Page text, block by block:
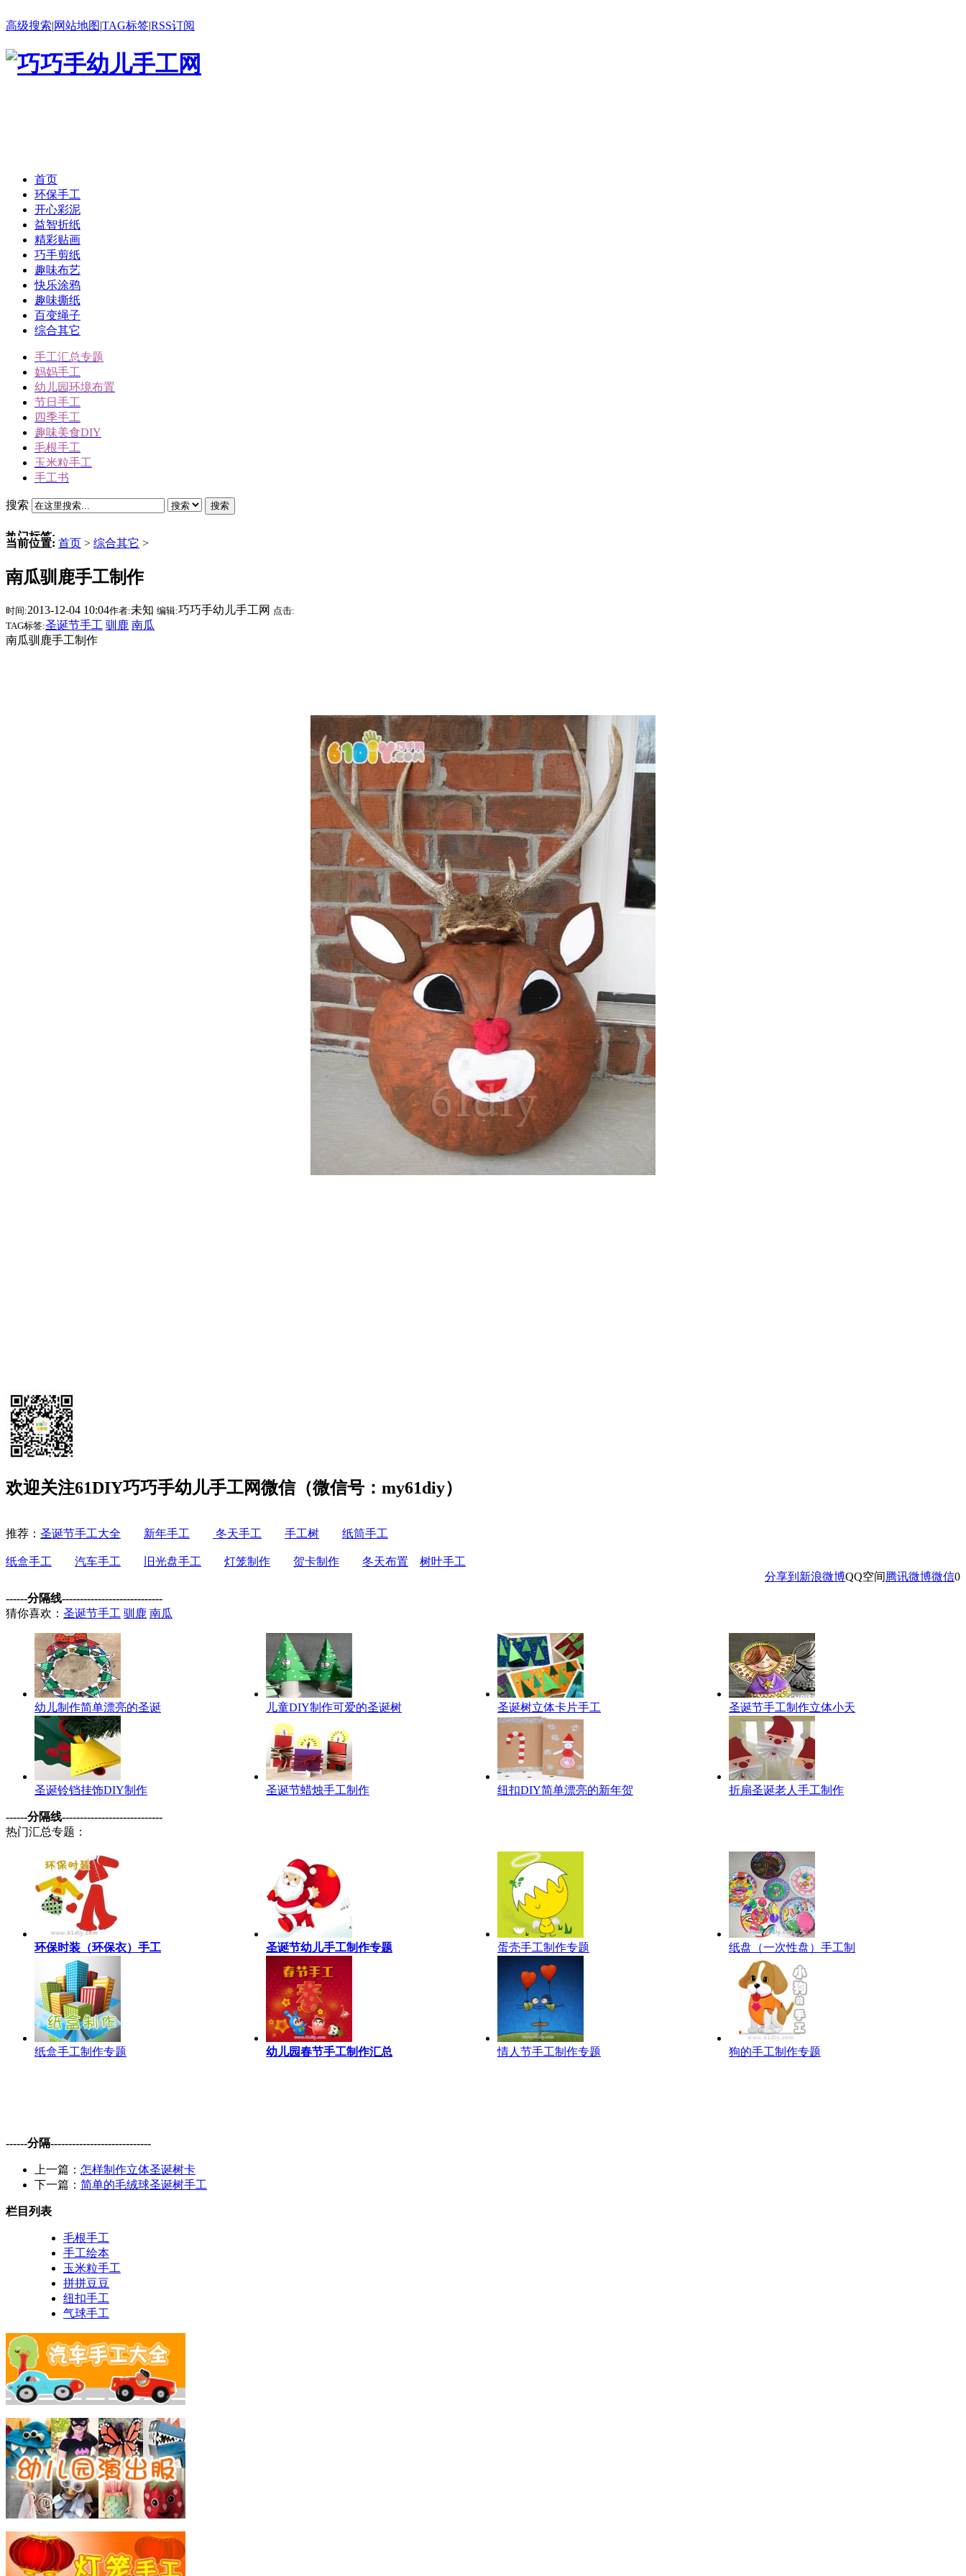
高级搜索|网站地图|TAG标签|RSS订阅
首页
环保手工
开心彩泥
益智折纸
精彩贴画
巧手剪纸
趣味布艺
快乐涂鸦
趣味撕纸
百变绳子
综合其它
手工汇总专题
妈妈手工
幼儿园环境布置
节日手工
四季手工
趣味美食DIY
毛根手工
玉米粒手工
手工书
搜索 搜索
热门标签:
三角插折纸
雪人
动物手工
圣诞节手工
驯鹿
当前位置: 首页 > 综合其它 >
南瓜驯鹿手工制作
时间:2013-12-04 10:04作者:未知 编辑:巧巧手幼儿手工网 点击:
TAG标签:圣诞节手工 驯鹿 南瓜
南瓜驯鹿手工制作
欢迎关注61DIY巧巧手幼儿手工网微信（微信号：my61diy）
推荐： 圣诞节手工大全 新年手工 冬天手工 手工树 纸筒手工
纸盒手工 汽车手工 旧光盘手工 灯笼制作 贺卡制作 冬天布置
树叶手工
分享到 新浪微博QQ空间腾讯微博微信0
------分隔线----------------------------
猜你喜欢： 圣诞节手工 驯鹿 南瓜
幼儿制作简单漂亮的圣诞 儿童DIY制作可爱的圣诞树 圣诞树立体卡片手工 圣诞节手工制作立体小天
圣诞铃铛挂饰DIY制作 圣诞节蜡烛手工制作 纽扣DIY简单漂亮的新年贺 折扇圣诞老人手工制作
------分隔线----------------------------
热门汇总专题：
环保时装（环保衣）手工 圣诞节幼儿手工制作专题 蛋壳手工制作专题 纸盘（一次性盘）手工制
纸盒手工制作专题 幼儿园春节手工制作汇总 情人节手工制作专题 狗的手工制作专题
------分隔----------------------------
上一篇： 怎样制作立体圣诞树卡
下一篇： 简单的毛绒球圣诞树手工
栏目列表
毛根手工
手工绘本
玉米粒手工
拼拼豆豆
纽扣手工
气球手工